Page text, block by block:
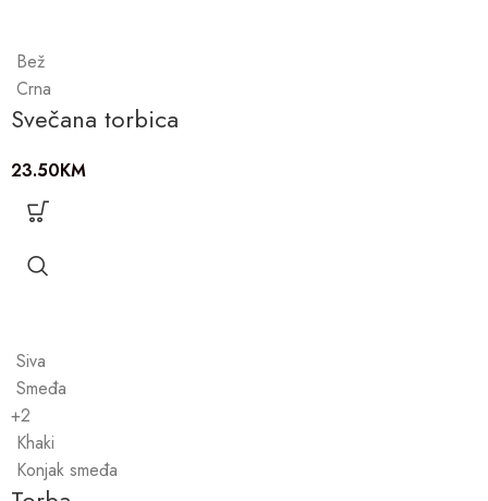
Bež
Crna
Svečana torbica
23.50KM
Siva
Smeđa
+2
Khaki
Konjak smeđa